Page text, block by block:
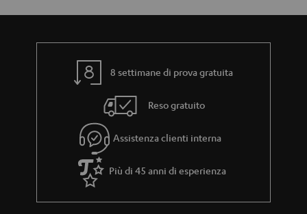
8 settimane di prova gratuita
Reso gratuito
Assistenza clienti interna
Più di 45 anni di esperienza